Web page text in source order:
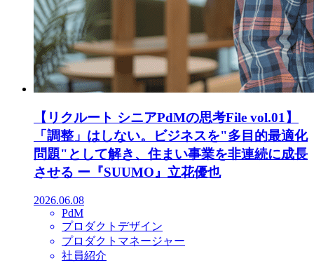
【リクルート シニアPdMの思考File vol.01】
「調整」はしない。ビジネスを"多目的最適化
問題"として解き、住まい事業を非連続に成長
させる ー『SUUMO』立花優也
2026.06.08
PdM
プロダクトデザイン
プロダクトマネージャー
社員紹介